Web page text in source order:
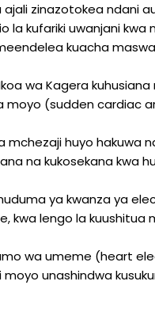
zinazotokea ndani
la kufariki uwanjani kwa
kuacha
wa Kagera
moyo (sudden cardiac
mchezaji huyo hakuwa
na kukosekana kwa
ya kwanza ya
kwa lengo la kuushitua
wa umeme (heart
unashindwa